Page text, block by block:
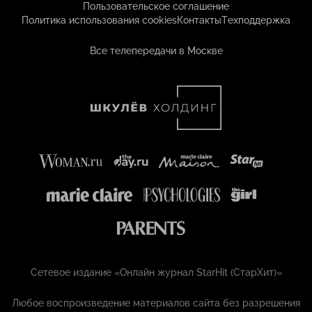
Пользовательское соглашение
Политика использования cookiesКонтактыТехподдержка
Все телепередачи в Москве
Сетевое издание «Онлайн журнал StarHit (СтарХит)»
Любое воспроизведение материалов сайта без разрешения